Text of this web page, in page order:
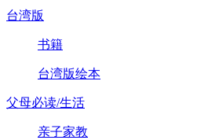
台湾版
书籍
台湾版绘本
父母必读/生活
亲子家教